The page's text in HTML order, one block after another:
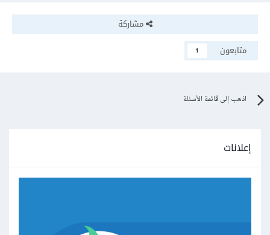
مشاركة
متابعون
1
اذهب إلى قائمة الأسئلة
إعلانات